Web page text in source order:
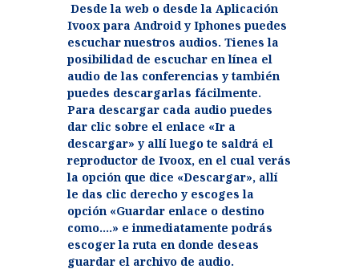
Desde la web o desde la Aplicación
Ivoox para Android y Iphones puedes
escuchar nuestros audios. Tienes la
posibilidad de escuchar en línea el
audio de las conferencias y también
puedes descargarlas fácilmente.
Para descargar cada audio puedes
dar clic sobre el enlace «Ir a
descargar» y allí luego te saldrá el
reproductor de Ivoox, en el cual verás
la opción que dice «Descargar», allí
le das clic derecho y escoges la
opción «Guardar enlace o destino
como….» e inmediatamente podrás
escoger la ruta en donde deseas
guardar el archivo de audio.